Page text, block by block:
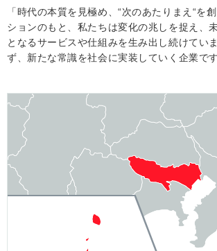
「時代の本質を見極め、“次のあたりまえ“を
ションのもと、私たちは変化の兆しを捉え、
となるサービスや仕組みを生み出し続けてい
ず、新たな常識を社会に実装していく企業です